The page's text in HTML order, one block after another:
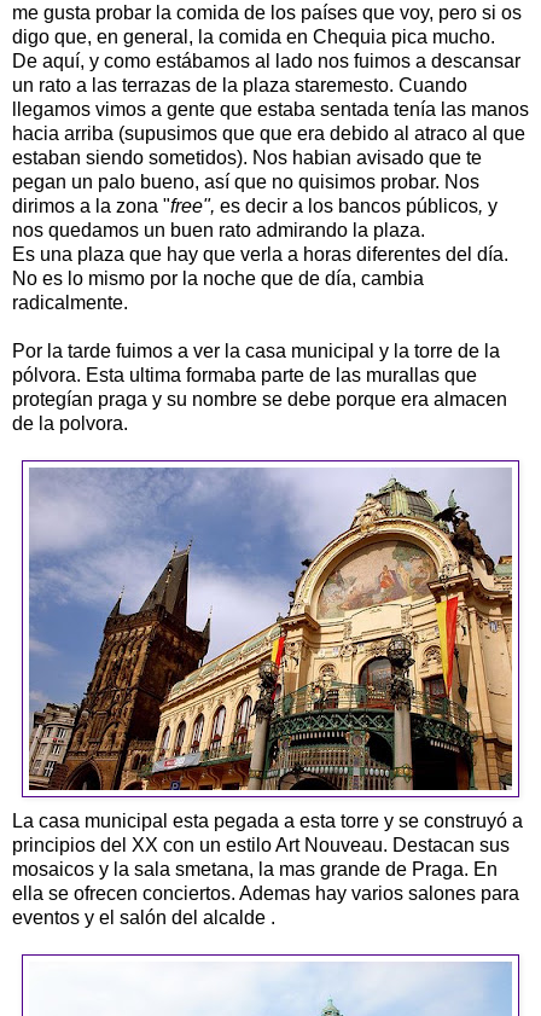
me gusta probar la comida de los países que voy, pero si os
digo que, en general, la comida en Chequia pica mucho.
De aquí, y como estábamos al lado nos fuimos a descansar
un rato a las terrazas de la plaza staremesto. Cuando
llegamos vimos a gente que estaba sentada tenía las manos
hacia arriba (supusimos que que era debido al atraco al que
estaban siendo sometidos). Nos habian avisado que te
pegan un palo bueno, así que no quisimos probar. Nos
dirimos a la zona "free", es decir a los bancos públicos, y
nos quedamos un buen rato admirando la plaza.
Es una plaza que hay que verla a horas diferentes del día.
No es lo mismo por la noche que de día, cambia
radicalmente.
Por la tarde fuimos a ver la casa municipal y la torre de la
pólvora. Esta ultima formaba parte de las murallas que
protegían praga y su nombre se debe porque era almacen
de la polvora.
La casa municipal esta pegada a esta torre y se construyó a
principios del XX con un estilo Art Nouveau. Destacan sus
mosaicos y la sala smetana, la mas grande de Praga. En
ella se ofrecen conciertos. Ademas hay varios salones para
eventos y el salón del alcalde .